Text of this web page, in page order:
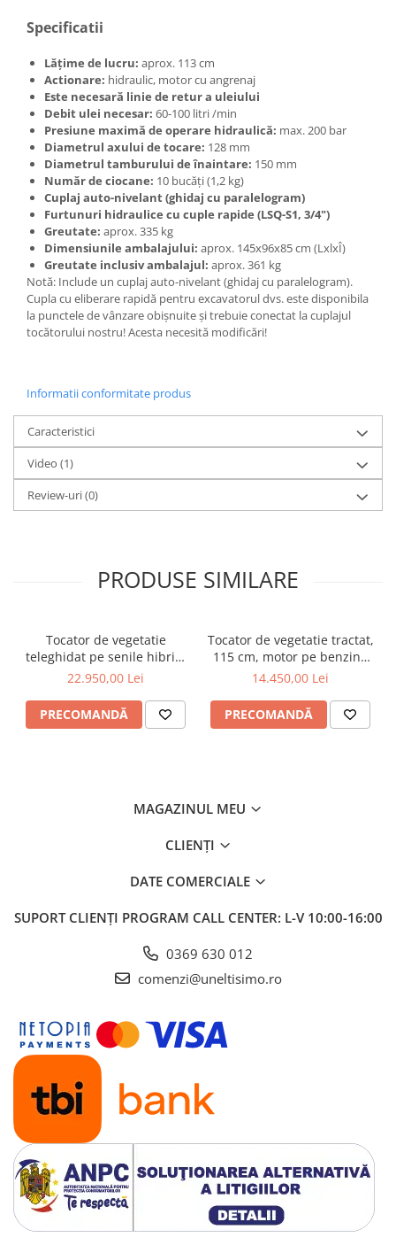
Specificatii
Lățime de lucru: aprox. 113 cm
Actionare: hidraulic, motor cu angrenaj
Este necesară linie de retur a uleiului
Debit ulei necesar: 60-100 litri /min
Presiune maximă de operare hidraulică: max. 200 bar
Diametrul axului de tocare: 128 mm
Diametrul tamburului de înaintare: 150 mm
Număr de ciocane: 10 bucăți (1,2 kg)
Cuplaj auto-nivelant (ghidaj cu paralelogram)
Furtunuri hidraulice cu cuple rapide (LSQ-S1, 3/4")
Greutate: aprox. 335 kg
Dimensiunile ambalajului: aprox. 145x96x85 cm (LxlxÎ)
Greutate inclusiv ambalajul: aprox. 361 kg
Notă: Include un cuplaj auto-nivelant (ghidaj cu paralelogram).
Cupla cu eliberare rapidă pentru excavatorul dvs. este disponibila
la punctele de vânzare obișnuite și trebuie conectat la cuplajul
tocătorului nostru! Acesta necesită modificări!
Informatii conformitate produs
Caracteristici
Video (1)
Review-uri(0)
PRODUSE SIMILARE
Tocator de vegetatie
teleghidat pe senile hibrid,
benzina, 120 cm, motor
RSC120PRO Hibrid
22.950,00 Lei
PRECOMANDĂ
Tocator de vegetatie tractat,
115 cm, motor pe benzina
de 15 CP, Jansen AT-120
14.450,00 Lei
PRECOMANDĂ
MAGAZINUL MEU
CLIENȚI
DATE COMERCIALE
SUPORT CLIENȚI PROGRAM CALL CENTER: L-V 10:00-16:00
0369 630 012
comenzi@uneltisimo.ro